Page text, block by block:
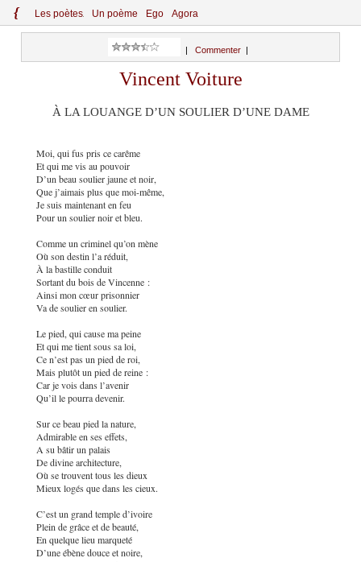
{ Les poètes Un poème Ego Agora
Commenter
Vincent Voiture
À LA LOUANGE D’UN SOULIER D’UNE DAME
Moi, qui fus pris ce carême
Et qui me vis au pouvoir
D’un beau soulier jaune et noir,
Que j’aimais plus que moi-même,
Je suis maintenant en feu
Pour un soulier noir et bleu.
Comme un criminel qu’on mène
Où son destin l’a réduit,
À la bastille conduit
Sortant du bois de Vincenne :
Ainsi mon cœur prisonnier
Va de soulier en soulier.
Le pied, qui cause ma peine
Et qui me tient sous sa loi,
Ce n’est pas un pied de roi,
Mais plutôt un pied de reine :
Car je vois dans l’avenir
Qu’il le pourra devenir.
Sur ce beau pied la nature,
Admirable en ses effets,
A su bâtir un palais
De divine architecture,
Où se trouvent tous les dieux
Mieux logés que dans les cieux.
C’est un grand temple d’ivoire
Plein de grâce et de beauté,
En quelque lieu marqueté
D’une ébène douce et noire,